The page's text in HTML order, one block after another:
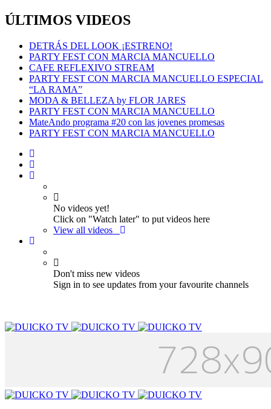
ÚLTIMOS VIDEOS
DETRÁS DEL LOOK ¡ESTRENO!
PARTY FEST CON MARCIA MANCUELLO
CAFE REFLEXIVO STREAM
PARTY FEST CON MARCIA MANCUELLO ESPECIAL
“LA RAMA”
MODA & BELLEZA by FLOR JARES
PARTY FEST CON MARCIA MANCUELLO
MateAndo programa #20 con las jovenes promesas
PARTY FEST CON MARCIA MANCUELLO
No videos yet!
Click on "Watch later" to put videos here
View all videos
Don't miss new videos
Sign in to see updates from your favourite channels